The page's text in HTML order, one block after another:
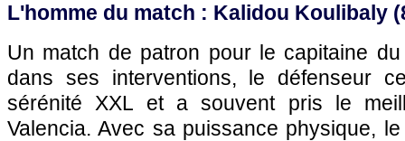
L'homme du match : Kalidou Koulibaly
Un match de patron pour le capitaine
dans ses interventions, le défenseur
sérénité XXL et a souvent pris le
Valencia. Avec sa puissance physique,